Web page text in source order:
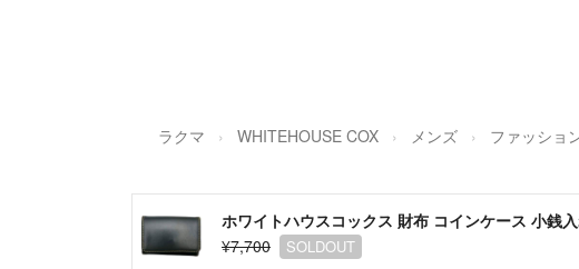
ラクマ WHITEHOUSE COX メンズ ファッショ
ホワイトハウスコックス 財布 コインケース 小銭
¥7,700
SOLDOUT